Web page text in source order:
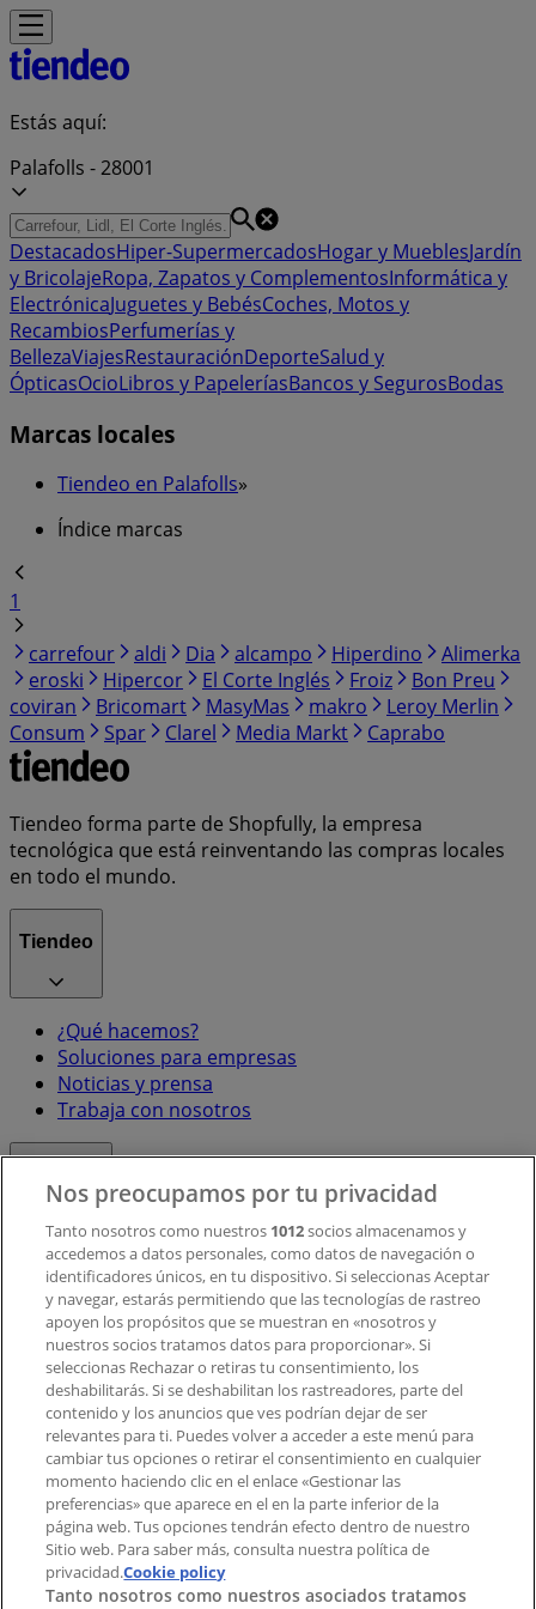
Estás aquí:
Palafolls - 28001
DestacadosHiper-SupermercadosHogar y MueblesJardín
y BricolajeRopa, Zapatos y ComplementosInformática y
ElectrónicaJuguetes y BebésCoches, Motos y
RecambiosPerfumerías y
BellezaViajesRestauraciónDeporteSalud y
ÓpticasOcioLibros y PapeleríasBancos y SegurosBodas
Marcas locales
Tiendeo en Palafolls»
Índice marcas
1
carrefour
aldi Dia alcampo Hiperdino
Alimerka
eroski
Hipercor El Corte Inglés Froiz
Bon Preu
coviran
Bricomart MasyMas makro
Leroy Merlin
Consum
Spar Clarel Media Markt Caprabo
Tiendeo forma parte de Shopfully, la empresa
tecnológica que está reinventando las compras locales
en todo el mundo.
Tiendeo
¿Qué hacemos?
Soluciones para empresas
Noticias y prensa
Trabaja con nosotros
Contacto comercial y de marketing
Tienda mal colocada en el mapa
Notificar un folleto
¿Encontraste un problema en la web o en la
aplicación?
Índices
Marcas
Marcas locales
Negocios
Negocios cercanos
Nos preocupamos por tu privacidad
Tanto nosotros como nuestros 1012socios almacenamos y
accedemos a datos personales, como datos de navegación o
identificadores únicos, en tu dispositivo. Si seleccionas Aceptar
y navegar, estarás permitiendo que las tecnologías de rastreo
apoyen los propósitos que se muestran en «nosotros y
nuestros socios tratamos datos para proporcionar». Si
seleccionas Rechazar o retiras tu consentimiento, los
deshabilitarás. Si se deshabilitan los rastreadores, parte del
contenido y los anuncios que ves podrían dejar de ser
relevantes para ti. Puedes volver a acceder a este menú para
cambiar tus opciones o retirar el consentimiento en cualquier
momento haciendo clic en el enlace «Gestionar las
preferencias» que aparece en el en la parte inferior de la
página web. Tus opciones tendrán efecto dentro de nuestro
Sitio web. Para saber más, consulta nuestra política de
privacidad.Cookie policy
Tanto nosotros como nuestros asociados tratamos